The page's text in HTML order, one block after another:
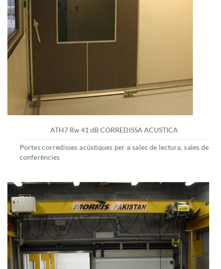
ATH7 Rw 41 dB CORREDISSA ACUSTICA
Portes corredisses acústiques per a sales de lectura, sales de
conferències